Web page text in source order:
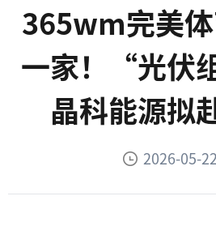
365wm完美
一家！“光伏
晶科能源拟
2026-05-22